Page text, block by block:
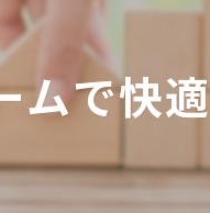
ムで快